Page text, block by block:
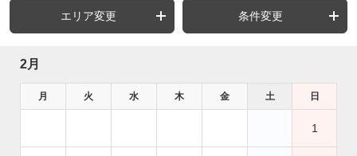
エリア変更 条件変更
2月
月 火 水 木 金 土 日
1